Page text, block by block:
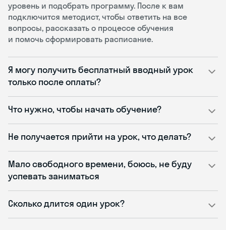
уровень и подобрать программу. После к вам
подключится методист, чтобы ответить на все
вопросы, рассказать о процессе обучения
и помочь сформировать расписание.
Я могу получить бесплатный вводный урок
только после оплаты?
Что нужно, чтобы начать обучение?
Не получается прийти на урок, что делать?
Мало свободного времени, боюсь, не буду
успевать заниматься
Сколько длится один урок?